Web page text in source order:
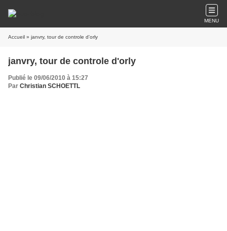
MENU
Accueil » janvry, tour de controle d'orly
janvry, tour de controle d'orly
Publié le 09/06/2010 à 15:27
Par Christian SCHOETTL